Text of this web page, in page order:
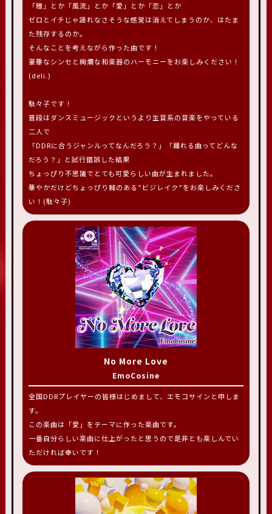
「雅」とか「風流」とか「愛」とか「恋」とか
ゼロとイチじゃ語れなさそうな感覚は消えてしまうのか、はたま
た残存するのか。
そんなことを考えながら作った曲です！
豪華なシンセと絢爛な和楽器のハーモニーをお楽しみください！
(deli.)
駄々子です！
普段はダンスミュージックというより生音系の音楽をやっている
二人で
「DDRに合うジャンルってなんだろう？」「踊れる曲ってどんな
だろう？」と試行錯誤した結果
ちょっぴり不思議でとても可愛らしい曲が生まれました。
華やかだけどちょっぴり棘のある”ビジレイク”をお楽しみくださ
い！(駄々子)
No More Love
EmoCosine
全国DDRプレイヤーの皆様はじめまして、エモコサインと申しま
す。
この楽曲は「愛」をテーマに作った楽曲です。
一番自分らしい楽曲に仕上がったと思うので是非とも楽しんでい
ただければ幸いです！